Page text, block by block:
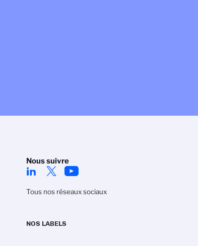
Nous suivre
Tous nos réseaux sociaux
NOS LABELS